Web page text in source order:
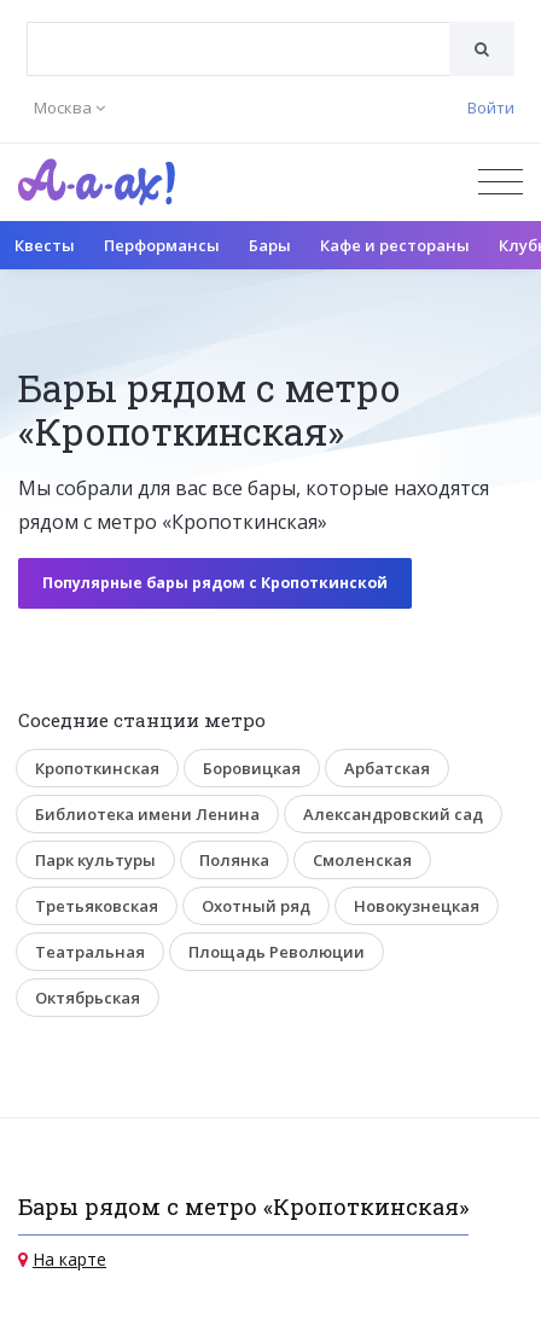
Москва Войти
Квесты Перформансы Бары Кафе и рестораны
Бары рядом с метро
«Кропоткинская»
Мы собрали для вас все бары, которые находятся
рядом с метро «Кропоткинская»
Популярные бары рядом с Кропоткинской
Соседние станции метро
Кропоткинская Боровицкая Арбатская
Библиотека имени Ленина Александровский сад
Парк культуры Полянка Смоленская
Третьяковская Охотный ряд Новокузнецкая
Театральная Площадь Революции
Октябрьская
Бары рядом с метро «Кропоткинская»
На карте